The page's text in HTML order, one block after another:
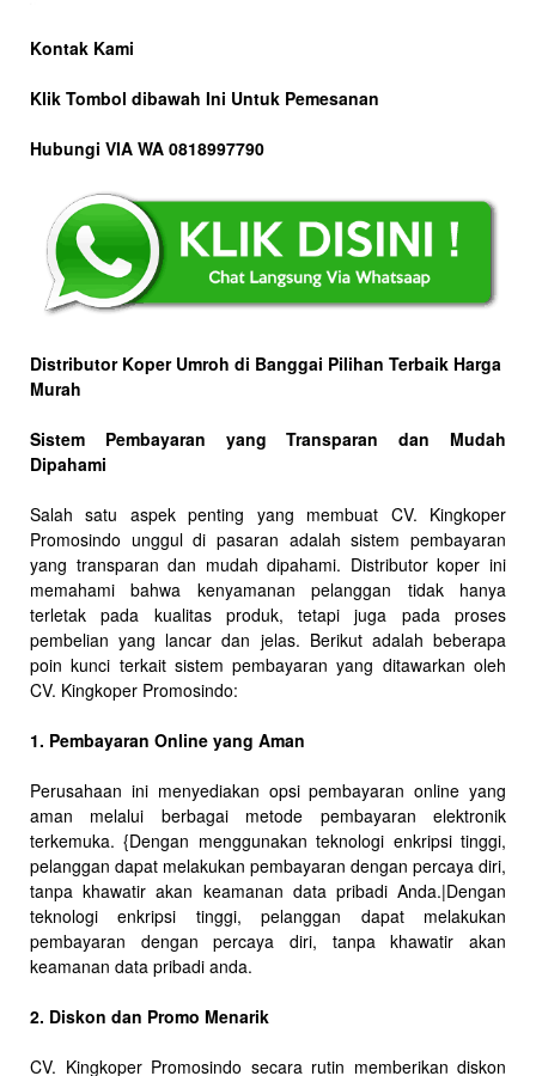
Kontak Kami
Klik Tombol dibawah Ini Untuk Pemesanan
Hubungi VIA WA 0818997790
Distributor Koper Umroh di Banggai Pilihan Terbaik Harga
Murah
Sistem Pembayaran yang Transparan dan Mudah
Dipahami
Salah satu aspek penting yang membuat CV. Kingkoper
Promosindo unggul di pasaran adalah sistem pembayaran
yang transparan dan mudah dipahami. Distributor koper ini
memahami bahwa kenyamanan pelanggan tidak hanya
terletak pada kualitas produk, tetapi juga pada proses
pembelian yang lancar dan jelas. Berikut adalah beberapa
poin kunci terkait sistem pembayaran yang ditawarkan oleh
CV. Kingkoper Promosindo:
1. Pembayaran Online yang Aman
Perusahaan ini menyediakan opsi pembayaran online yang
aman melalui berbagai metode pembayaran elektronik
terkemuka. {Dengan menggunakan teknologi enkripsi tinggi,
pelanggan dapat melakukan pembayaran dengan percaya diri,
tanpa khawatir akan keamanan data pribadi Anda.|Dengan
teknologi enkripsi tinggi, pelanggan dapat melakukan
pembayaran dengan percaya diri, tanpa khawatir akan
keamanan data pribadi anda.
2. Diskon dan Promo Menarik
CV. Kingkoper Promosindo secara rutin memberikan diskon